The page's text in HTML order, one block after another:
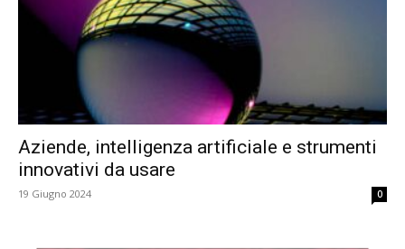
Aziende, intelligenza artificiale e strumenti
innovativi da usare
19 Giugno 2024 0